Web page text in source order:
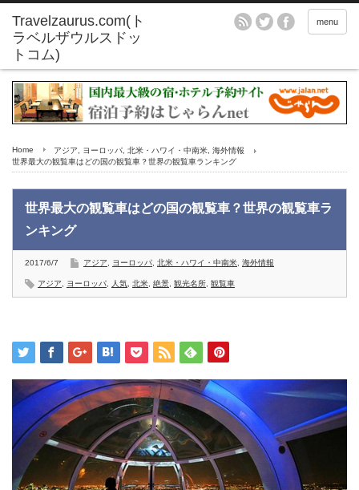
menu
Home アジア ヨーロッパ 北米・ハワイ・中南米 海外情報
世界最大の観覧車はどの国の観覧車？世界の観覧車ランキング
世界最大の観覧車はどの国の観覧車？世界の観覧車ラ
ンキング
2017/6/7 アジア ヨーロッパ 北米・ハワイ・中南米 海外情報
アジア ヨーロッパ 人気 北米 絶景 観光名所 観覧車